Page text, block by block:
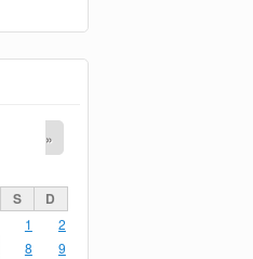
»
S D
1
2
8
9